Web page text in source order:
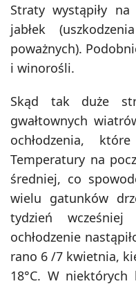
Straty wystąpiły
jabłek
poważnych).
i winorośli.
Skąd tak duże
gwałtownych
ochłodzenia,
Temperatury na
średniej, co
wielu gatunków
tydzień
ochłodzenie
rano 6 /7 kwietnia,
18°C. W niektórych